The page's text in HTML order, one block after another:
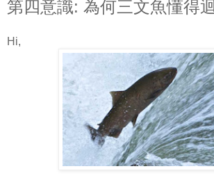
第四意識: 為何三文魚懂得
Hi,